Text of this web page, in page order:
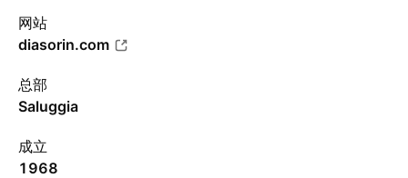
网站
diasorin.com
总部
Saluggia
成立
1968